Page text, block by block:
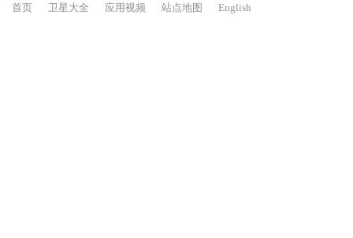
首页 卫星大全 应用视频 站点地图 English